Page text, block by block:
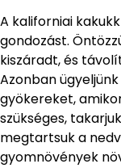
A kaliforniai
gondozást.
kiszáradt, és
Azonban
gyökereket,
szükséges,
megtartsuk a
gyomnövények